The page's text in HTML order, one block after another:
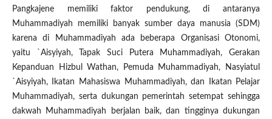
Pangkajene memiliki faktor pendukung, di antaranya
Muhammadiyah memiliki banyak sumber daya manusia (SDM)
karena di Muhammadiyah ada beberapa Organisasi Otonomi,
yaitu `Aisyiyah, Tapak Suci Putera Muhammadiyah, Gerakan
Kepanduan Hizbul Wathan, Pemuda Muhammadiyah, Nasyiatul
`Aisyiyah, Ikatan Mahasiswa Muhammadiyah, dan Ikatan Pelajar
Muhammadiyah, serta dukungan pemerintah setempat sehingga
dakwah Muhammadiyah berjalan baik, dan tingginya dukungan